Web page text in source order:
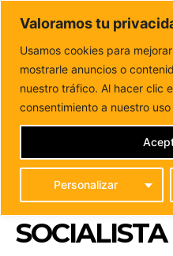
Valoramos tu
Usamos cookies para
mostrarle anuncios o
nuestro tráfico. Al hacer clic
consentimiento a nuestro
Personalizar
DUNAS
Tu informacion
Inicio POLÍTICA
Torres
arropado por el
TORRES
NUEVO
SOCIALISTA